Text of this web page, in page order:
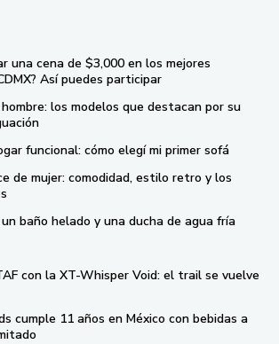
una cena de $3,000 en los mejores
Así puedes participar
los modelos que destacan por su
funcional: cómo elegí mi primer sofá
de mujer: comodidad, estilo retro y los
baño helado y una ducha de agua fría
con la XT-Whisper Void: el trail se vuelve
cumple 11 años en México con bebidas a